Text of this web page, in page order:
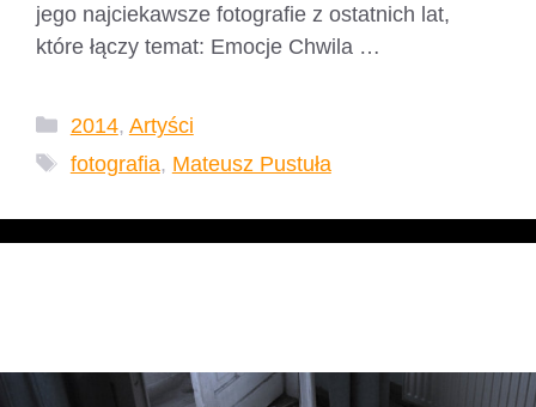
jego najciekawsze fotografie z ostatnich lat,
które łączy temat: Emocje Chwila …
Kategorie
2014, Artyści
Tagi
fotografia, Mateusz Pustuła